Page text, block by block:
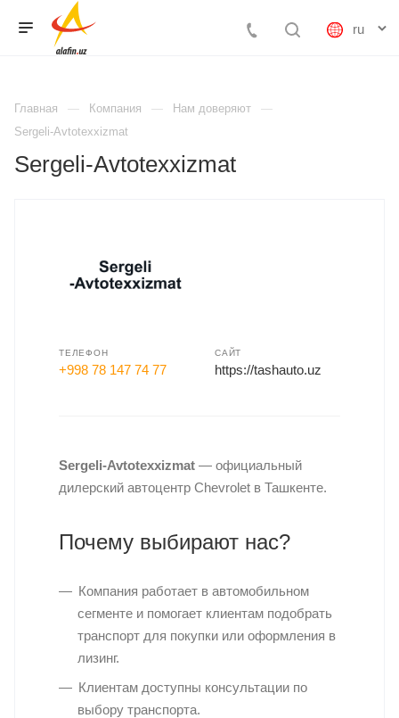
Главная Компания
Нам доверяют
Sergeli-Avtotexxizmat
Sergeli-Avtotexxizmat
ТЕЛЕФОН
+998 78 147 74 77
САЙТ
https://tashauto.uz
Sergeli-Avtotexxizmat — официальный
дилерский автоцентр Chevrolet в Ташкенте.
Почему выбирают нас?
Компания работает в автомобильном
сегменте и помогает клиентам подобрать
транспорт для покупки или оформления в
лизинг.
Клиентам доступны консультации по
выбору транспорта.